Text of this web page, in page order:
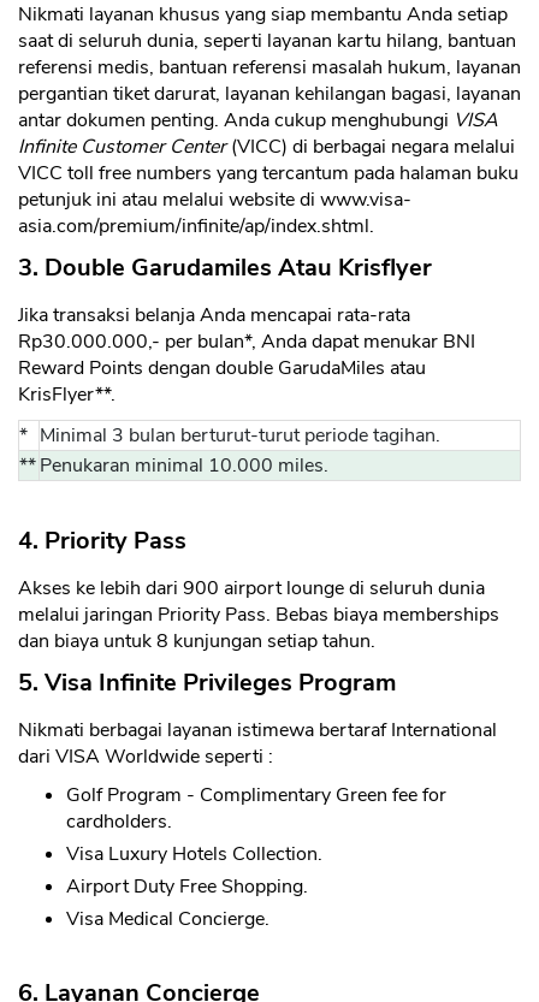
Nikmati layanan khusus yang siap membantu Anda setiap
saat di seluruh dunia, seperti layanan kartu hilang, bantuan
referensi medis, bantuan referensi masalah hukum, layanan
pergantian tiket darurat, layanan kehilangan bagasi, layanan
antar dokumen penting. Anda cukup menghubungi VISA
Infinite Customer Center(VICC) di berbagai negara melalui
VICC toll free numbers yang tercantum pada halaman buku
petunjuk ini atau melalui website di www.visa-
asia.com/premium/infinite/ap/index.shtml.
3. Double Garudamiles Atau Krisflyer
Jika transaksi belanja Anda mencapai rata-rata
Rp30.000.000,- per bulan*, Anda dapat menukar BNI
Reward Points dengan double GarudaMiles atau
KrisFlyer**.
* Minimal 3 bulan berturut-turut periode tagihan.
**Penukaran minimal 10.000 miles.
4. Priority Pass
Akses ke lebih dari 900 airport lounge di seluruh dunia
melalui jaringan Priority Pass. Bebas biaya memberships
dan biaya untuk 8 kunjungan setiap tahun.
5. Visa Infinite Privileges Program
Nikmati berbagai layanan istimewa bertaraf International
dari VISA Worldwide seperti :
Golf Program - Complimentary Green fee for
cardholders.
Visa Luxury Hotels Collection.
Airport Duty Free Shopping.
Visa Medical Concierge.
6. Layanan Concierge